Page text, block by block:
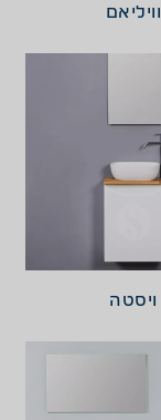
וויליאם
ויסטה